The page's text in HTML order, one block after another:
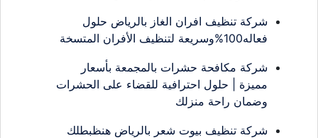
شركة تنظيف افران الغاز بالرياض حلول
فعاله100%وسريعة لتنظيف الأفران المتسخة
شركة مكافحة حشرات بالمجمعة بأسعار
مميزة | حلول احترافية للقضاء على الحشرات
وضمان راحة منزلك
شركة تنظيف بيوت شعر بالرياض هنظبطلك